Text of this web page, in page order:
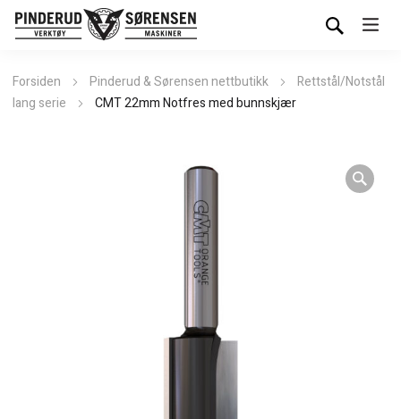
Forsiden Pinderud & Sørensen nettbutikk
Rettstål/Notstål
lang serie
CMT 22mm Notfres med bunnskjær